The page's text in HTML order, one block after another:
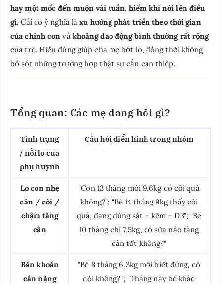
hay một mốc đến muộn vài tuần, hiếm khi nói lên điều
gì. Cái có ý nghĩa làxu hướng phát triển theo thời gian
của chính con và khoảng dao động bình thường rất rộng
của trẻ. Hiểu đúng giúp cha mẹ bớt lo, đồng thời không
bỏ sót những trường hợp thật sự cần can thiệp.
Tổng quan: Các mẹ đang hỏi gì?
Tình trạng
/ nỗi lo của
phụ huynh
Câu hỏi điển hình trong nhóm
Lo con nhẹ
cân / còi /
chậm tăng
cân
"Con 13 tháng mới 9,6kg có còi quá
không?"; "Bé 14 tháng 9kg thấy còi
quá, đang dùng sắt – kẽm – D3"; "Bé
10 tháng chỉ 7,5kg, có sữa nào tăng
cân tốt không?"
Băn khoăn
cân nặng
"Bé 8 tháng 6,3kg mới biết đứng, có
còi không?"; "Tháng này bé khác